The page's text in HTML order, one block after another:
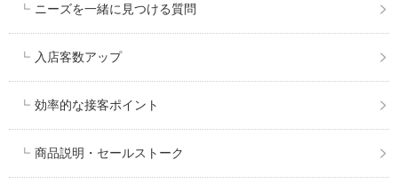
ニーズを一緒に見つける質問
入店客数アップ
効率的な接客ポイント
商品説明・セールストーク